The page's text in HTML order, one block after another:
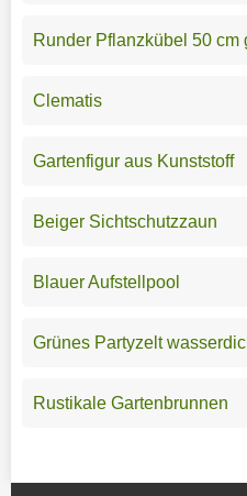
Runder Pflanzkübel 50 cm
Clematis
Gartenfigur aus Kunststoff
Beiger Sichtschutzzaun
Blauer Aufstellpool
Grünes Partyzelt
Rustikale Gartenbrunnen